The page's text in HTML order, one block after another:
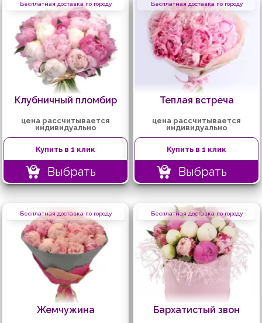
Бесплатная доставка по городу
Клубничный пломбир
цена рассчитывается
индивидуально
Купить в 1 клик
Выбрать
Бесплатная доставка по городу
Теплая встреча
цена рассчитывается
индивидуально
Купить в 1 клик
Выбрать
Бесплатная доставка по городу
Жемчужина
Бесплатная доставка по городу
Бархатистый звон